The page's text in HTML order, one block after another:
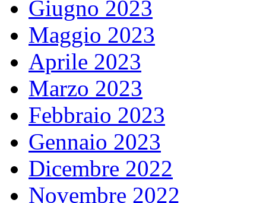
Giugno 2023
Maggio 2023
Aprile 2023
Marzo 2023
Febbraio 2023
Gennaio 2023
Dicembre 2022
Novembre 2022